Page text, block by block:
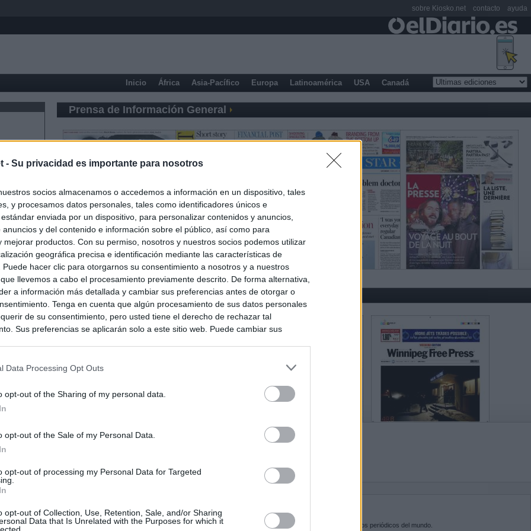
- Su privacidad es importante para nosotros
socios almacenamos o accedemos a información en un dispositivo, tales
y procesamos datos personales, tales como identificadores únicos e
enviada por un dispositivo, para personalizar contenidos y anuncios,
anuncios y del contenido e información sobre el público, así como para
mejorar productos. Con su permiso, nosotros y nuestros socios podemos utilizar
geográfica precisa e identificación mediante las características de
Puede hacer clic para otorgarnos su consentimiento a nosotros y a nuestros
llevemos a cabo el procesamiento previamente descrito. De forma alternativa,
a información más detallada y cambiar sus preferencias antes de otorgar o
Tenga en cuenta que algún procesamiento de sus datos personales
de su consentimiento, pero usted tiene el derecho de rechazar tal
Sus preferencias se aplicarán solo a este sitio web. Puede cambiar sus
Data Processing Opt Outs
opt-out of the Sharing of my personal data.
opt-out of the Sale of my Personal Data.
opt-out of processing my Personal Data for Targeted
opt-out of Collection, Use, Retention, Sale, and/or Sharing
Data that Is Unrelated with the Purposes for which it
Inicio África Asia-Pacífico Europa Latinoamérica USA Canadá
Prensa de Información General
Ayuso señaló por la compra del ático: "Lo que no se dice es Kiosko.net es la puerta de entrada a los periódicos del mundo.
sobre Kiosko.net contacto ayuda